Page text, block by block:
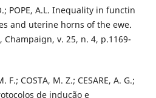
POPE, A.L. Inequality in functin
and uterine horns of the ewe.
Champaign, v. 25, n. 4, p.1169-
F.; COSTA, M. Z.; CESARE, A. G.;
de indução e